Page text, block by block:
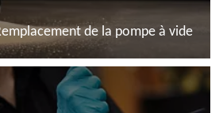
de la pompe à vide